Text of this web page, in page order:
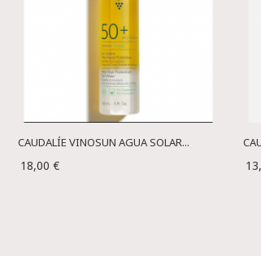
CAUDALÍE VINOSUN AGUA SOLAR...
18,00 €